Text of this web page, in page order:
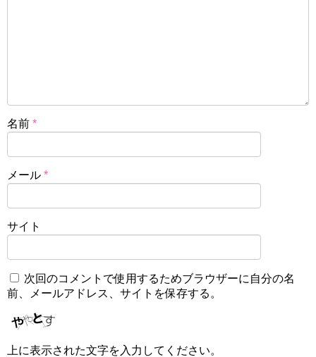
名前 *
メール *
サイト
次回のコメントで使用するためブラウザーに自分の名
前、メールアドレス、サイトを保存する。
上に表示された文字を入力してください。